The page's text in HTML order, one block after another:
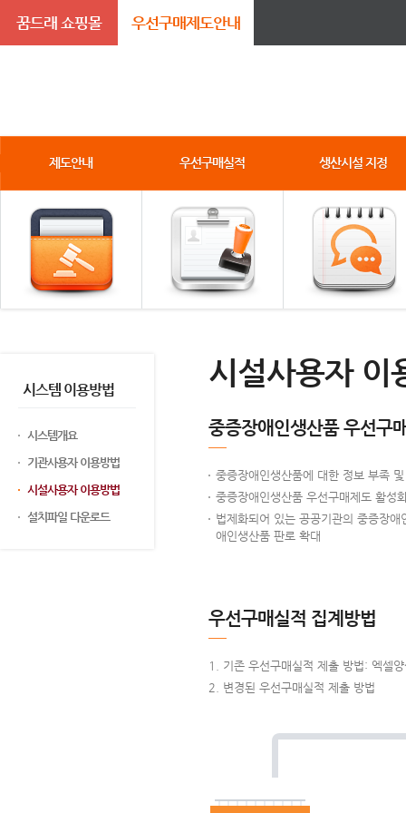
꿈드래 쇼핑몰 우선구매제도안내
제도안내 우선구매실적 생산시설 지정
시스템 이용방법
시스템개요
기관사용자 이용방법
시설사용자 이용방법
설치파일 다운로드
시설사용자 이
중증장애인생산품 우선구
중증장애인생산품에 대한 정보 부족
중증장애인생산품 우선구매제도 활성
법제화되어 있는 공공기관의 중증장
애인생산품 판로 확대
우선구매실적 집계방법
기존 우선구매실적 제출 방법: 엑셀
변경된 우선구매실적 제출 방법